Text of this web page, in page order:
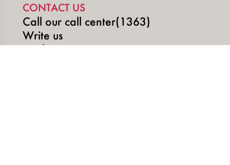
CONTACT US
Call our call center(1363)
Write us
Book an appointment